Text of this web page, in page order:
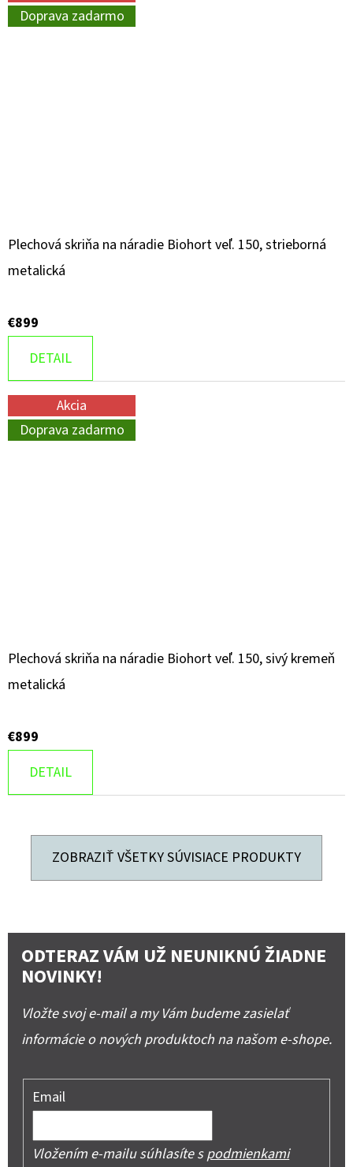
Doprava zadarmo
Plechová skriňa na náradie Biohort veľ. 150, strieborná
metalická
€899
DETAIL
Akcia
Doprava zadarmo
Plechová skriňa na náradie Biohort veľ. 150, sivý kremeň
metalická
€899
DETAIL
ZOBRAZIŤ VŠETKY SÚVISIACE PRODUKTY
ODTERAZ VÁM UŽ NEUNIKNÚ ŽIADNE
NOVINKY!
Vložte svoj e-mail a my Vám budeme zasielať
informácie o nových produktoch na našom e-shope.
Email
Vložením e-mailu súhlasíte spodmienkami